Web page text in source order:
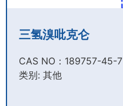
三氢溴吡克仑
CAS NO：189757-45-7​
类别: 其他